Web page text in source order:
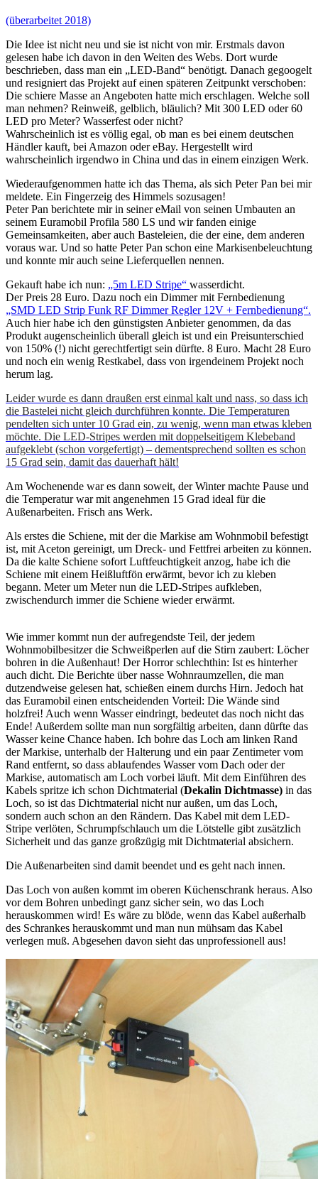
(überarbeitet 2018)
Die Idee ist nicht neu und sie ist nicht von mir. Erstmals davon
gelesen habe ich davon in den Weiten des Webs. Dort wurde
beschrieben, dass man ein „LED-Band“ benötigt. Danach gegoogelt
und resigniert das Projekt auf einen späteren Zeitpunkt verschoben:
Die schiere Masse an Angeboten hatte mich erschlagen. Welche soll
man nehmen? Reinweiß, gelblich, bläulich? Mit 300 LED oder 60
LED pro Meter? Wasserfest oder nicht?
Wahrscheinlich ist es völlig egal, ob man es bei einem deutschen
Händler kauft, bei Amazon oder eBay. Hergestellt wird
wahrscheinlich irgendwo in China und das in einem einzigen Werk.
Wiederaufgenommen hatte ich das Thema, als sich Peter Pan bei mir
meldete. Ein Fingerzeig des Himmels sozusagen!
Peter Pan berichtete mir in seiner eMail von seinen Umbauten an
seinem Euramobil Profila 580 LS und wir fanden einige
Gemeinsamkeiten, aber auch Basteleien, die der eine, dem anderen
voraus war. Und so hatte Peter Pan schon eine Markisenbeleuchtung
und konnte mir auch seine Lieferquellen nennen.
Gekauft habe ich nun: „5m LED Stripe“ wasserdicht.
Der Preis 28 Euro. Dazu noch ein Dimmer mit Fernbedienung
„SMD LED Strip Funk RF Dimmer Regler 12V + Fernbedienung“.
Auch hier habe ich den günstigsten Anbieter genommen, da das
Produkt augenscheinlich überall gleich ist und ein Preisunterschied
von 150% (!) nicht gerechtfertigt sein dürfte. 8 Euro. Macht 28 Euro
und noch ein wenig Restkabel, dass von irgendeinem Projekt noch
herum lag.
Leider wurde es dann draußen erst einmal kalt und nass, so dass ich
die Bastelei nicht gleich durchführen konnte. Die Temperaturen
pendelten sich unter 10 Grad ein, zu wenig, wenn man etwas kleben
möchte. Die LED-Stripes werden mit doppelseitigem Klebeband
aufgeklebt (schon vorgefertigt) – dementsprechend sollten es schon
15 Grad sein, damit das dauerhaft hält!
Am Wochenende war es dann soweit, der Winter machte Pause und
die Temperatur war mit angenehmen 15 Grad ideal für die
Außenarbeiten. Frisch ans Werk.
Als erstes die Schiene, mit der die Markise am Wohnmobil befestigt
ist, mit Aceton gereinigt, um Dreck- und Fettfrei arbeiten zu können.
Da die kalte Schiene sofort Luftfeuchtigkeit anzog, habe ich die
Schiene mit einem Heißluftfön erwärmt, bevor ich zu kleben
begann. Meter um Meter nun die LED-Stripes aufkleben,
zwischendurch immer die Schiene wieder erwärmt.
Wie immer kommt nun der aufregendste Teil, der jedem
Wohnmobilbesitzer die Schweißperlen auf die Stirn zaubert: Löcher
bohren in die Außenhaut! Der Horror schlechthin: Ist es hinterher
auch dicht. Die Berichte über nasse Wohnraumzellen, die man
dutzendweise gelesen hat, schießen einem durchs Hirn. Jedoch hat
das Euramobil einen entscheidenden Vorteil: Die Wände sind
holzfrei! Auch wenn Wasser eindringt, bedeutet das noch nicht das
Ende! Außerdem sollte man nun sorgfältig arbeiten, dann dürfte das
Wasser keine Chance haben. Ich bohre das Loch am linken Rand
der Markise, unterhalb der Halterung und ein paar Zentimeter vom
Rand entfernt, so dass ablaufendes Wasser vom Dach oder der
Markise, automatisch am Loch vorbei läuft. Mit dem Einführen des
Kabels spritze ich schon Dichtmaterial (Dekalin Dichtmasse) in das
Loch, so ist das Dichtmaterial nicht nur außen, um das Loch,
sondern auch schon an den Rändern. Das Kabel mit dem LED-
Stripe verlöten, Schrumpfschlauch um die Lötstelle gibt zusätzlich
Sicherheit und das ganze großzügig mit Dichtmaterial absichern.
Die Außenarbeiten sind damit beendet und es geht nach innen.
Das Loch von außen kommt im oberen Küchenschrank heraus. Also
vor dem Bohren unbedingt ganz sicher sein, wo das Loch
herauskommen wird! Es wäre zu blöde, wenn das Kabel außerhalb
des Schrankes herauskommt und man nun mühsam das Kabel
verlegen muß. Abgesehen davon sieht das unprofessionell aus!